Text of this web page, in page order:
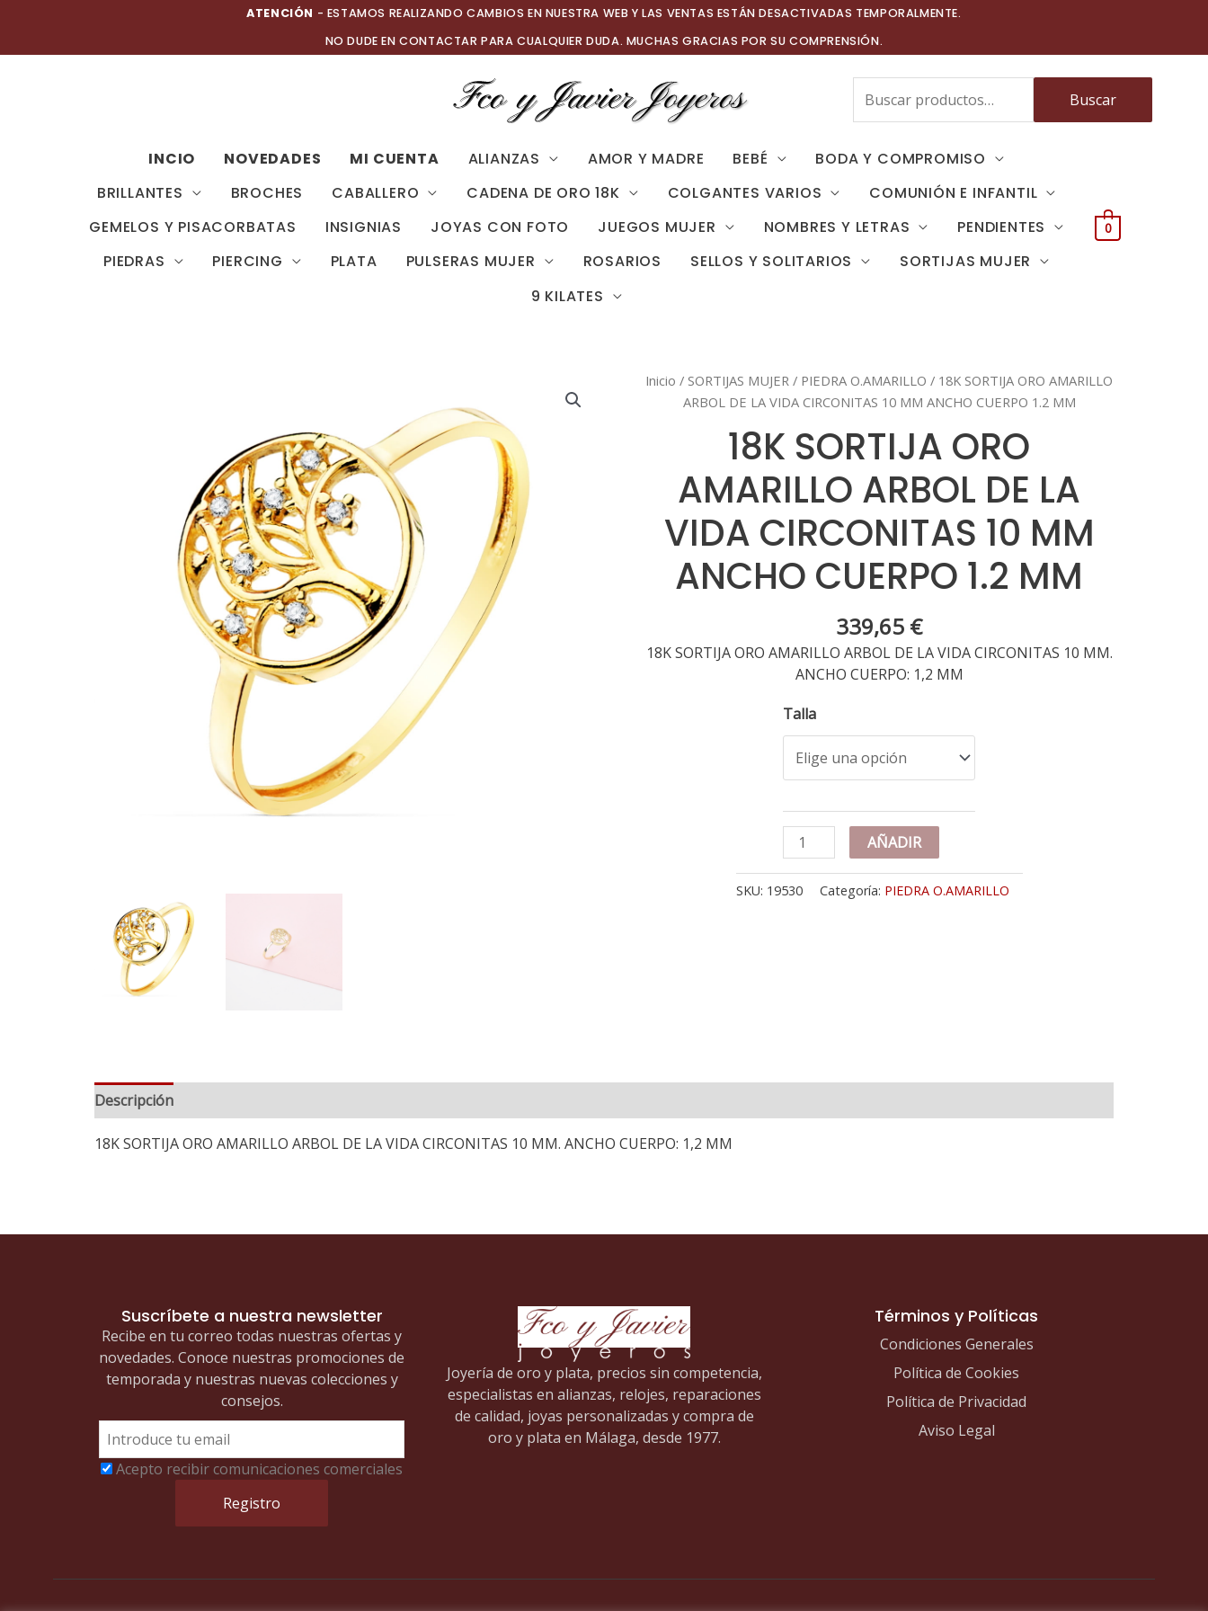
contenido
ATENCIÓN - ESTAMOS REALIZANDO CAMBIOS EN NUESTRA WEB Y LAS VENTAS ESTÁN DESACTIVADAS TEMPORALMENTE.
NO DUDE EN CONTACTAR PARA CUALQUIER DUDA. MUCHAS GRACIAS POR SU COMPRENSIÓN.
Buscar
por:
Buscar
INCIO NOVEDADES MI CUENTA ALIANZAS AMOR Y MADRE BEBÉ
BODA Y COMPROMISO
BRILLANTES
BROCHES CABALLERO CADENA DE ORO 18K COLGANTES VARIOS
COMUNIÓN E INFANTIL
GEMELOS Y PISACORBATAS
INSIGNIAS JOYAS CON FOTO JUEGOS MUJER NOMBRES Y LETRAS
PENDIENTES
PIEDRAS
PIERCING PLATA PULSERAS MUJER ROSARIOS SELLOS Y SOLITARIOS
SORTIJAS MUJER
9 KILATES
0
Inicio / SORTIJAS MUJER / PIEDRA O.AMARILLO / 18K SORTIJA ORO AMARILLO
ARBOL DE LA VIDA CIRCONITAS 10 MM ANCHO CUERPO 1.2 MM
18K SORTIJA ORO
AMARILLO ARBOL DE LA
VIDA CIRCONITAS 10 MM
ANCHO CUERPO 1.2 MM
339,65 €
18K SORTIJA ORO AMARILLO ARBOL DE LA VIDA CIRCONITAS 10 MM.
ANCHO CUERPO: 1,2 MM
Talla
18K
SORTIJA
ORO
AMARILLO
1.2
AÑADIR
SKU: 19530 Categoría: PIEDRA O.AMARILLO
Descripción
18K SORTIJA ORO AMARILLO ARBOL DE LA VIDA CIRCONITAS 10 MM. ANCHO CUERPO: 1,2 MM
Suscríbete a nuestra newsletter
Recibe en tu correo todas nuestras ofertas y
novedades. Conoce nuestras promociones de
temporada y nuestras nuevas colecciones y
consejos.
Acepto recibir comunicaciones comerciales
Joyería de oro y plata, precios sin competencia,
especialistas en alianzas, relojes, reparaciones
de calidad, joyas personalizadas y compra de
oro y plata en Málaga, desde 1977.
Términos y Políticas
Condiciones Generales
Política de Cookies
Política de Privacidad
Aviso Legal